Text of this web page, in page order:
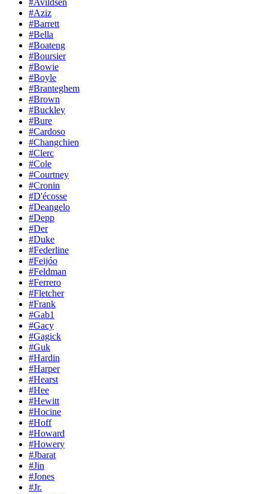
#Avildsen
#Aziz
#Barrett
#Bella
#Boateng
#Boursier
#Bowie
#Boyle
#Branteghem
#Brown
#Buckley
#Bure
#Cardoso
#Changchien
#Clerc
#Cole
#Courtney
#Cronin
#D'écosse
#Deangelo
#Depp
#Der
#Duke
#Federline
#Feijóo
#Feldman
#Ferrero
#Fletcher
#Frank
#Gab1
#Gacy
#Gagick
#Guk
#Hardin
#Harper
#Hearst
#Hee
#Hewitt
#Hocine
#Hoff
#Howard
#Howery
#Jbarat
#Jin
#Jones
#Jr.